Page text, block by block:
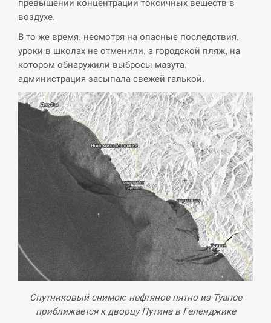
превышении концентрации токсичных веществ в
воздухе.
В то же время, несмотря на опасные последствия,
уроки в школах не отменили, а городской пляж, на
котором обнаружили выбросы мазута,
администрация засыпала свежей галькой.
Спутниковый снимок: нефтяное пятно из Туапсе
приближается к дворцу Путина в Геленджике